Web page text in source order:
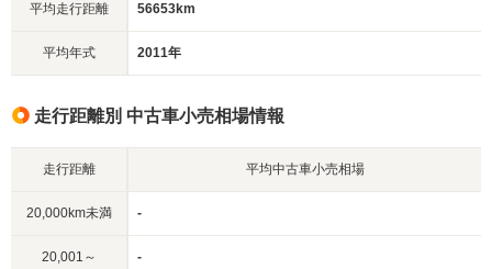
平均走行距離 56653km
平均年式 2011年
走行距離別 中古車小売相場情報
走行距離 平均中古車小売相場
20,000km未満 -
20,001～
-